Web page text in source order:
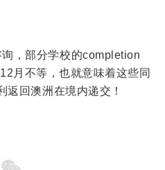
，部分学校的completion
月不等，也就意味着这些同
返回澳洲在境内递交！